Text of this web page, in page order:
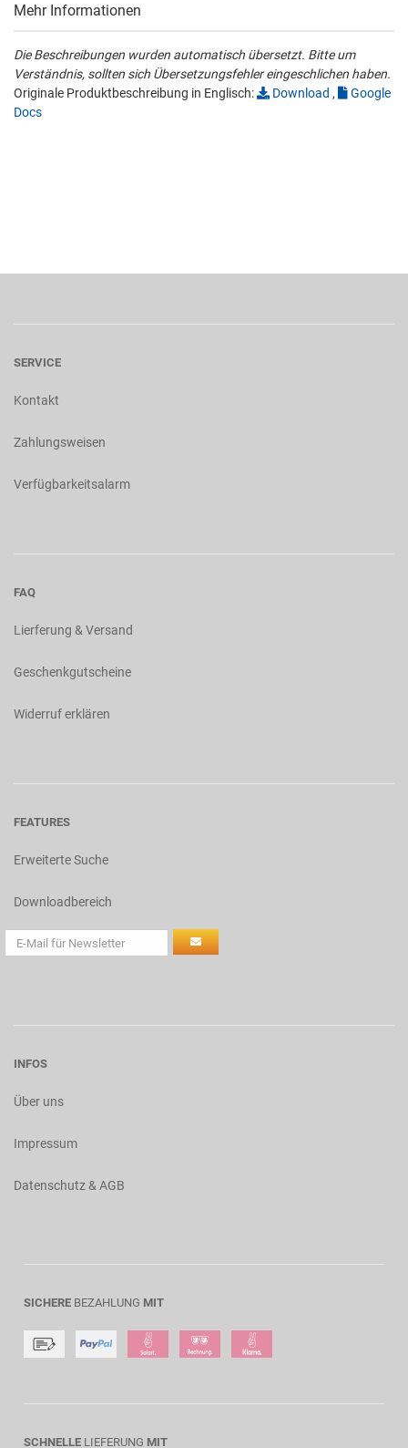
Mehr Informationen
Die Beschreibungen wurden automatisch übersetzt. Bitte um
Verständnis, sollten sich Übersetzungsfehler eingeschlichen haben.
Originale Produktbeschreibung in Englisch:
Download ,
Google
Docs
SERVICE
Kontakt
Zahlungsweisen
Verfügbarkeitsalarm
FAQ
Lierferung & Versand
Geschenkgutscheine
Widerruf erklären
FEATURES
Erweiterte Suche
Downloadbereich
INFOS
Über uns
Impressum
Datenschutz & AGB
SICHERE BEZAHLUNG MIT
SCHNELLE LIEFERUNG MIT